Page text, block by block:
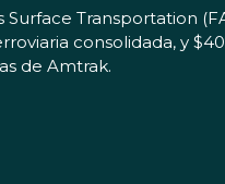
Transportation
consolidada, y
de Amtrak.